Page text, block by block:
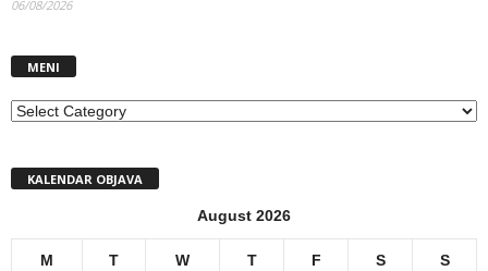
06/08/2026
MENI
MENI
KALENDAR OBJAVA
August 2026
M T W T F S S